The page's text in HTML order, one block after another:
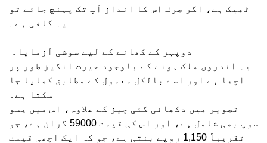
ٹھیک ہے، اگر صرف اس کا انداز آپ تک پہنچ جائے تو
یہ کافی ہے۔
دوپہر کے کھانے کے لیے سوشی آزمایا۔
یہ اندرون ملک ہونے کے باوجود حیرت انگیز طور پر
اچھا ہے اور اسے بالکل معمول کے مطابق کھایا جا
سکتا ہے۔
تصویر میں دکھائی گئی چیز کے علاوہ، اس میں مِسو
سوپ بھی شامل ہے، اور اس کی قیمت 59000 گران ہے، جو
تقریباً 1,150 روپے بنتی ہے، جو کہ ایک اچھی قیمت